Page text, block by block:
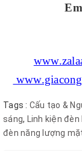
Tags : Cấu tạo &
sáng, Linh kiện đèn
đèn năng lượng